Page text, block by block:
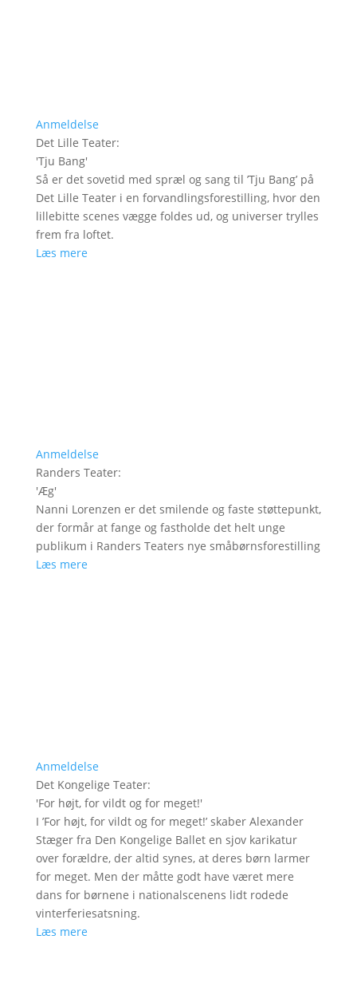
Anmeldelse
Det Lille Teater:
'Tju Bang'
Så er det sovetid med spræl og sang til ’Tju Bang’ på
Det Lille Teater i en forvandlingsforestilling, hvor den
lillebitte scenes vægge foldes ud, og universer trylles
frem fra loftet.
Læs mere
Anmeldelse
Randers Teater:
'Æg'
Nanni Lorenzen er det smilende og faste støttepunkt,
der formår at fange og fastholde det helt unge
publikum i Randers Teaters nye småbørnsforestilling
Læs mere
Anmeldelse
Det Kongelige Teater:
'For højt, for vildt og for meget!'
I ’For højt, for vildt og for meget!’ skaber Alexander
Stæger fra Den Kongelige Ballet en sjov karikatur
over forældre, der altid synes, at deres børn larmer
for meget. Men der måtte godt have været mere
dans for børnene i nationalscenens lidt rodede
vinterferiesatsning.
Læs mere